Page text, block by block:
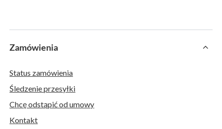
Zamówienia
Status zamówienia
Śledzenie przesyłki
Chcę odstąpić od umowy
Kontakt